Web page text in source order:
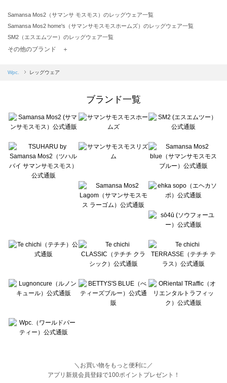
Samansa Mos2（サマンサ モスモス）のレッグウェア一覧
Samansa Mos2 home's（サマンサモスモスホームズ）のレッグウェア一覧
SM2（エスエムツー）のレッグウェア一覧
TSUHARU by Samansa Mos2（ツハルバイサマンサモスモス）のレッグウェア一覧
Samansa Mos2 blue（サマンサモスモス ブルー）のレッグウェア一覧
sō4ū（ソウフォーユー）のレッグウェア一覧
Te chichi（テチチ）のレッグウェア一覧
Te chichi CLASSIC（テチチ クラシック）のレッグウェア一覧
Lugnoncure（ルノンキュール）のレッグウェア一覧
BETTY'S BLUE（べティーズブルー）のレッグウェア一覧
Wpc.（ワールドパーティー）のレッグウェア一覧
その他のブランド ＋
Wpc. レッグウェア
ブランド一覧
＼お買い物をもっと便利に／
アプリ新規会員登録で100ポイントプレゼント！